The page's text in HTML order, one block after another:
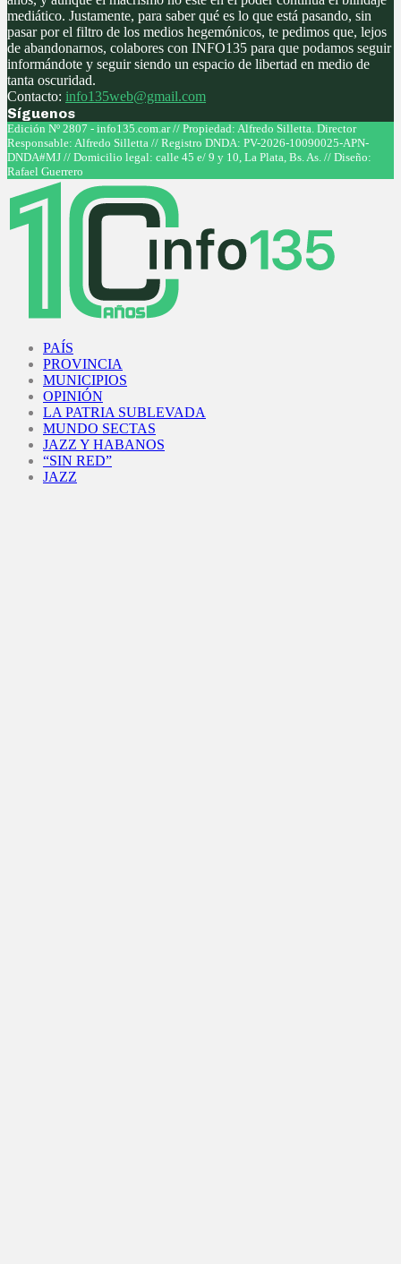
mediático. Justamente, para saber qué es lo que está pasando, sin
pasar por el filtro de los medios hegemónicos, te pedimos que, lejos
de abandonarnos, colabores con INFO135 para que podamos seguir
informándote y seguir siendo un espacio de libertad en medio de
tanta oscuridad.
Contacto: info135web@gmail.com
Síguenos
Facebook
Twitter
Instagram
Youtube
Edición Nº 2807 - info135.com.ar // Propiedad: Alfredo Silletta. Director
Responsable: Alfredo Silletta // Registro DNDA: PV-2026-10090025-APN-
DNDA#MJ // Domicilio legal: calle 45 e/ 9 y 10, La Plata, Bs. As. // Diseño:
Rafael Guerrero
PAÍS
PROVINCIA
MUNICIPIOS
OPINIÓN
LA PATRIA SUBLEVADA
MUNDO SECTAS
JAZZ Y HABANOS
“SIN RED”
JAZZ